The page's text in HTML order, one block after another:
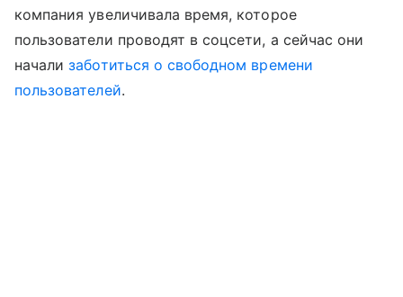
компания увеличивала время, которое
пользователи проводят в соцсети, а сейчас они
начализаботиться о свободном времени
пользователей.